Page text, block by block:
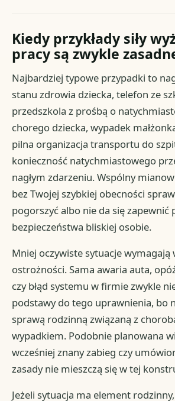
Kiedy przykłady siły
pracy są zwykle
Najbardziej typowe przypadki to
stanu zdrowia dziecka, telefon ze
przedszkola z prośbą o
chorego dziecka, wypadek
pilna organizacja transportu do
konieczność natychmiastowego
nagłym zdarzeniu. Wspólny
bez Twojej szybkiej obecności
pogorszyć albo nie da się zapewnić
bezpieczeństwa bliskiej osobie.
Mniej oczywiste sytuacje wymagają
ostrożności. Sama awaria auta,
czy błąd systemu w firmie zwykle
podstawy do tego uprawnienia, bo
sprawą rodzinną związaną z
wypadkiem. Podobnie planowana
wcześniej znany zabieg czy
zasady nie mieszczą się w tej
Jeżeli sytuacja ma element